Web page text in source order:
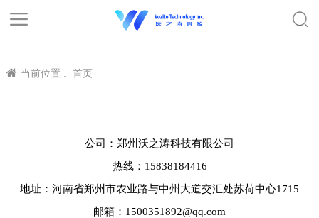
当前位置 : 首页
公司：郑州沃之涛科技有限公司
热线：15838184416
地址：河南省郑州市农业路与中州大道交汇处苏荷中心1715
邮箱：1500351892@qq.com